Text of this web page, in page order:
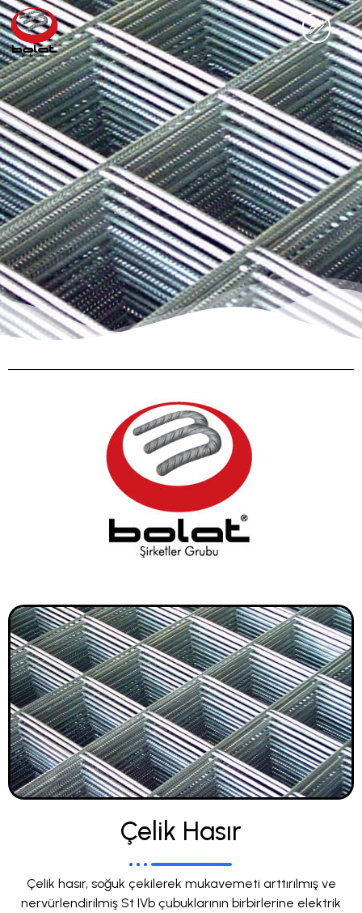
Çelik Hasır
Çelik hasır, soğuk çekilerek mukavemeti arttırılmış ve
nervürlendirilmiş St IVb çubuklarının birbirlerine elektrik